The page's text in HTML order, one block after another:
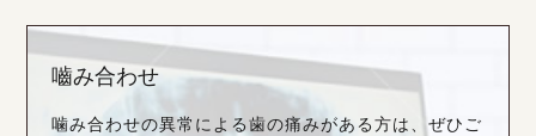
嚙み合わせ
噛み合わせの異常による歯の痛みがある方は、ぜひご